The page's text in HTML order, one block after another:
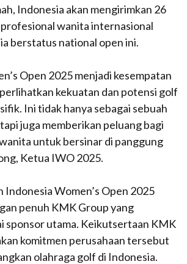
Indonesia akan mengirimkan 26
wanita internasional
berstatus national open ini.
Open 2025 menjadi kesempatan
kekuatan dan potensi golf
Ini tidak hanya sebagai sebuah
juga memberikan peluang bagi
untuk bersinar di panggung
Ketua IWO 2025.
Indonesia Women’s Open 2025
penuh KMK Group yang
sponsor utama. Keikutsertaan KMK
komitmen perusahaan tersebut
olahraga golf di Indonesia.